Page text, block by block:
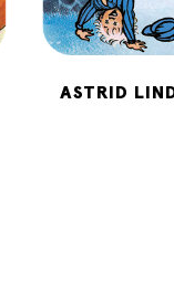
ASTRID